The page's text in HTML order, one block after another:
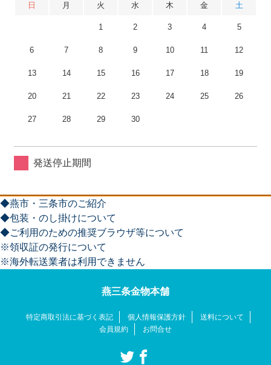
日 月 火 水 木 金 土
1 2 3 4 5
6 7 8 9 10 11 12
13 14 15 16 17 18 19
20 21 22 23 24 25 26
27 28 29 30
発送停止期間
◆燕市・三条市のご紹介
◆包装・のし掛けについて
◆ご利用のための推奨ブラウザ等について
※領収証の発行について
※海外転送業者は利用できません
燕三条金物本舗
特定商取引法に基づく表記 個人情報保護方針
送料について
会員規約
お問合せ